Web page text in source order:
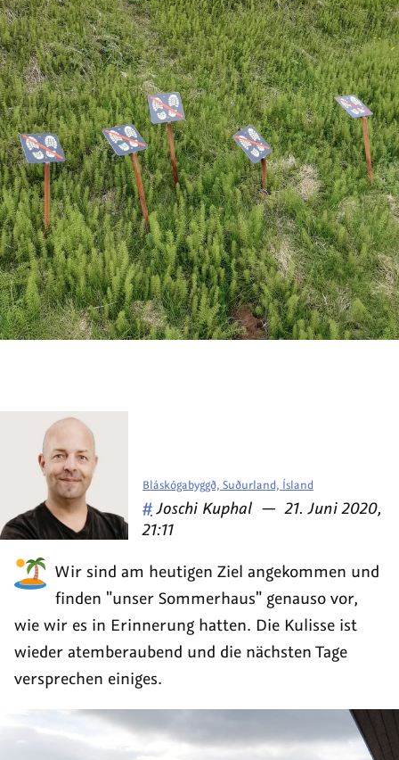
Wir sind am heutigen Ziel angekommen und
finden "unser Sommerhaus" genauso vor,
wie wir es in Erinnerung hatten. Die Kulisse ist
wieder atemberaubend und die nächsten Tage
versprechen einiges.
Bláskógabyggð, Suðurland, Ísland
# Veröffentlicht
von
Joschi Kuphal — am
21. Juni 2020,
21:11